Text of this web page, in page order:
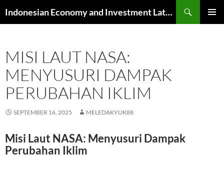
to
Indonesian Economy and Investment Latest News
MISI LAUT NASA:
MENYUSURI DAMPAK
PERUBAHAN IKLIM
SEPTEMBER 16, 2025 MELEDAKYUK88
Misi Laut NASA: Menyusuri Dampak
Perubahan Iklim